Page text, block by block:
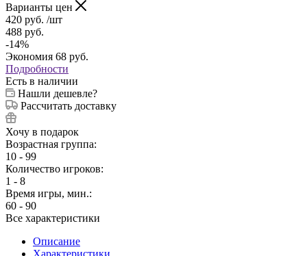
Варианты цен
420 руб. /шт
488 руб.
-14%
Экономия 68 руб.
Подробности
Есть в наличии
Нашли дешевле?
Рассчитать доставку
Хочу в подарок
Возрастная группа:
10 - 99
Количество игроков:
1 - 8
Время игры, мин.:
60 - 90
Все характеристики
Описание
Характеристики